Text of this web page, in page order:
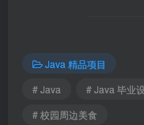
Java 精品项目
# Java
# Java 毕业
# 校园周边美食